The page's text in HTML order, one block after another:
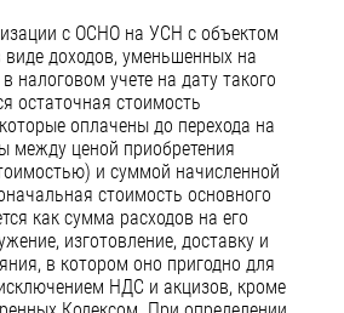
с ОСНО на УСН с объектом
доходов, уменьшенных на
налоговом учете на дату такого
остаточная стоимость
оплачены до перехода на
между ценой приобретения
и суммой начисленной
стоимость основного
как сумма расходов на его
изготовление, доставку и
в котором оно пригодно для
НДС и акцизов, кроме